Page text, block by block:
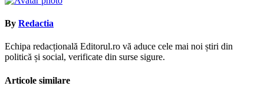
By Redactia
Echipa redacțională Editorul.ro vă aduce cele mai noi știri din
politică și social, verificate din surse sigure.
Articole similare